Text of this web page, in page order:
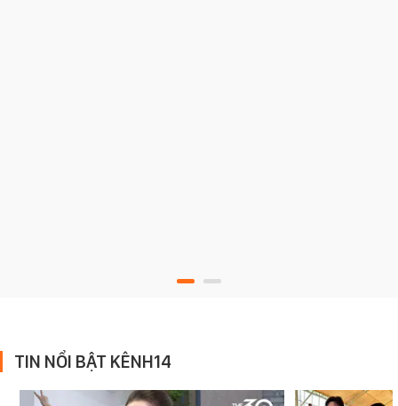
TIN NỔI BẬT KÊNH14